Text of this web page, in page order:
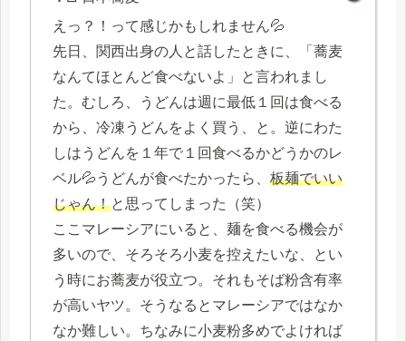
えっ？！って感じかもしれません💦
先日、関西出身の人と話したときに、「蕎麦
なんてほとんど食べないよ」と言われまし
た。むしろ、うどんは週に最低１回は食べる
から、冷凍うどんをよく買う、と。逆にわた
しはうどんを１年で１回食べるかどうかのレ
ベル💦うどんが食べたかったら、 板麺でいい
じゃん！と思ってしまった（笑）
ここマレーシアにいると、麺を食べる機会が
多いので、そろそろ小麦を控えたいな、とい
う時にお蕎麦が役立つ。それもそば粉含有率
が高いヤツ。そうなるとマレーシアではなか
なか難しい。ちなみに小麦粉多めでよければ